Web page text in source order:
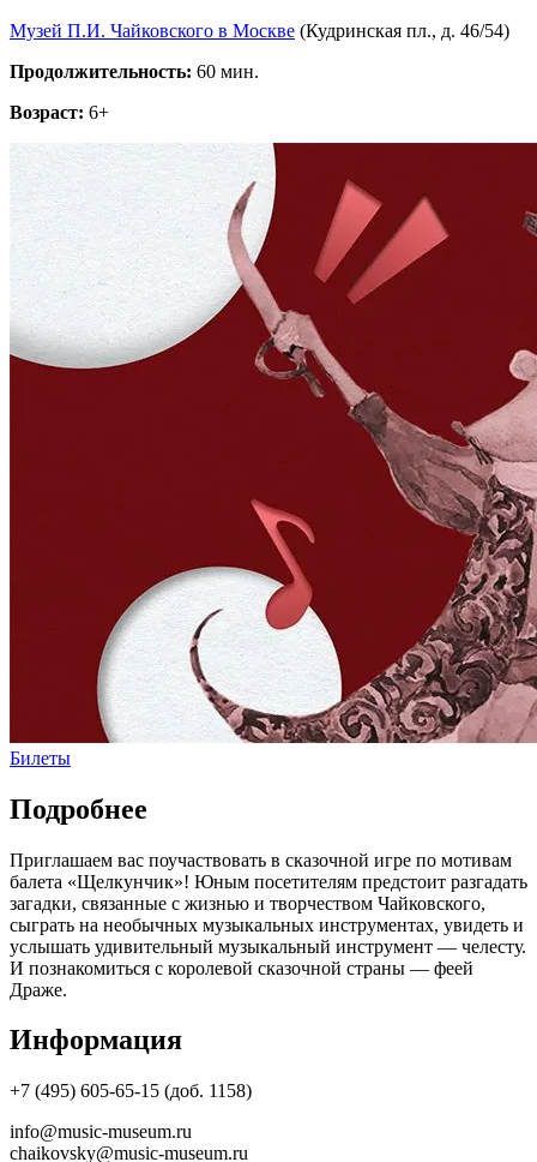
Музей П.И. Чайковского в Москве (Кудринская пл., д. 46/54)
Продолжительность: 60 мин.
Возраст: 6+
Билеты
Подробнее
Приглашаем вас поучаствовать в сказочной игре по мотивам
балета «Щелкунчик»! Юным посетителям предстоит разгадать
загадки, связанные с жизнью и творчеством Чайковского,
сыграть на необычных музыкальных инструментах, увидеть и
услышать удивительный музыкальный инструмент — челесту.
И познакомиться с королевой сказочной страны — феей
Драже.
Информация
+7 (495) 605-65-15 (доб. 1158)
info@music-museum.ru
chaikovsky@music-museum.ru